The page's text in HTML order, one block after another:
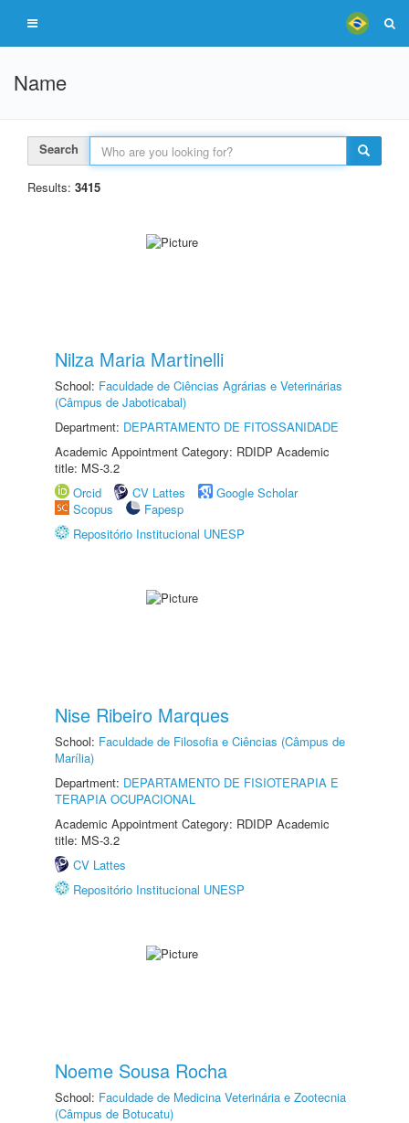
Name
Search
Results: 3415
Nilza Maria Martinelli
School: Faculdade de Ciências Agrárias e Veterinárias
(Câmpus de Jaboticabal)
Department: DEPARTAMENTO DE FITOSSANIDADE
Academic Appointment Category: RDIDP Academic
title: MS-3.2
Orcid
CV Lattes
Google Scholar
Scopus
Fapesp
Repositório Institucional UNESP
Nise Ribeiro Marques
School: Faculdade de Filosofia e Ciências (Câmpus de
Marília)
Department: DEPARTAMENTO DE FISIOTERAPIA E
TERAPIA OCUPACIONAL
Academic Appointment Category: RDIDP Academic
title: MS-3.2
CV Lattes
Repositório Institucional UNESP
Noeme Sousa Rocha
School: Faculdade de Medicina Veterinária e Zootecnia
(Câmpus de Botucatu)